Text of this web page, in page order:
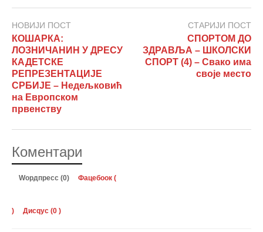
НОВИЈИ ПОСТ
КОШАРКА:
ЛОЗНИЧАНИН У ДРЕСУ
КАДЕТСКЕ
РЕПРЕЗЕНТАЦИЈЕ
СРБИЈЕ – Недељковић
на Европском
првенству
СТАРИЈИ ПОСТ
СПОРТОМ ДО
ЗДРАВЉА – ШКОЛСКИ
СПОРТ (4) – Свако има
своје место
Коментари
Wордпресс (0) Фацебоок (
) Дисqус (0 )